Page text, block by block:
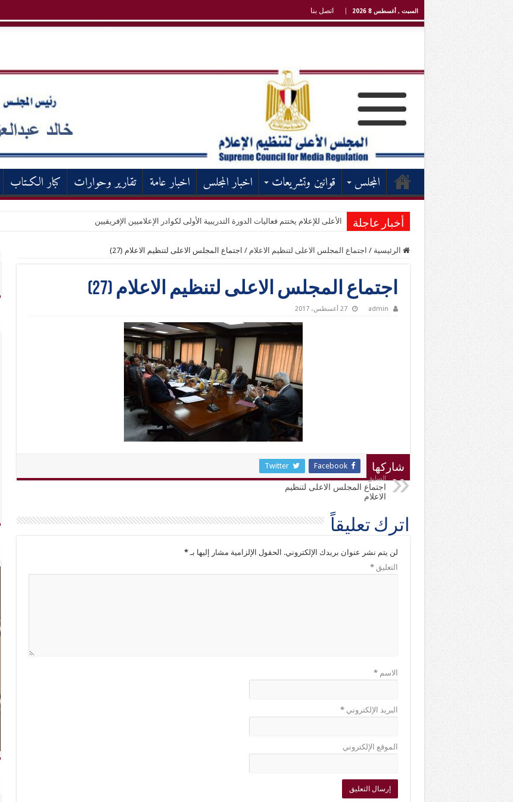
السبت , أغسطس 8 2026 اتصل بنا
المجلس قوانين وتشريعات اخبار المجلس اخبار عامة تقارير وحوارات كبار الكـتاب
أخبار عاجلة الأعلى للإعلام يختتم فعاليات الدورة التدريبية الأولى لكوادر الإعلاميين الإفريقيين
الرئيسية / اجتماع المجلس الاعلى لتنظيم الاعلام / اجتماع المجلس الاعلى لتنظيم الاعلام (27)
اجتماع المجلس الاعلى لتنظيم الاعلام (27)
admin 27 أغسطس، 2017
شاركها Facebook
Twitter
السابق
اجتماع المجلس الاعلى لتنظيم
الاعلام
اترك تعليقاً
لن يتم نشر عنوان بريدك الإلكتروني. الحقول الإلزامية مشار إليها بـ*
التعليق*
الاسم*
البريد الإلكتروني*
الموقع الإلكتروني